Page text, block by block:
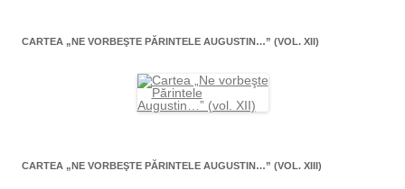
CARTEA „NE VORBEŞTE PĂRINTELE AUGUSTIN…” (VOL. XII)
CARTEA „NE VORBEŞTE PĂRINTELE AUGUSTIN…” (VOL. XIII)